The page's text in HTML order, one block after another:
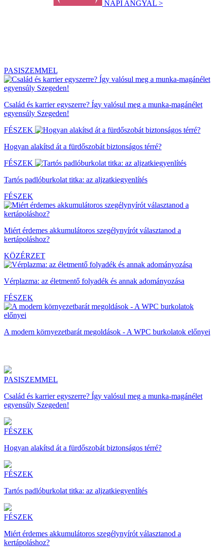
NAPI ANGYAL >
PASISZEMMEL
Család és karrier egyszerre? Így valósul meg a munka-magánélet
egyensúly Szegeden!
FÉSZEK
Hogyan alakítsd át a fürdőszobát biztonságos térré?
FÉSZEK
Tartós padlóburkolat titka: az aljzatkiegyenlítés
FÉSZEK
Miért érdemes akkumulátoros szegélynyírót választanod a
kertápoláshoz?
KÖZÉRZET
Vérplazma: az életmentő folyadék és annak adományozása
FÉSZEK
A modern környezetbarát megoldások - A WPC burkolatok előnyei
PASISZEMMEL
Család és karrier egyszerre? Így valósul meg a munka-magánélet
egyensúly Szegeden!
FÉSZEK
Hogyan alakítsd át a fürdőszobát biztonságos térré?
FÉSZEK
Tartós padlóburkolat titka: az aljzatkiegyenlítés
FÉSZEK
Miért érdemes akkumulátoros szegélynyírót választanod a
kertápoláshoz?